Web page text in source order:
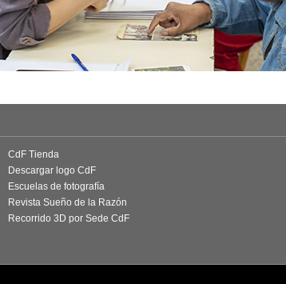
CdF Tienda
Descargar logo CdF
Escuelas de fotografía
Revista Sueño de la Razón
Recorrido 3D por Sede CdF